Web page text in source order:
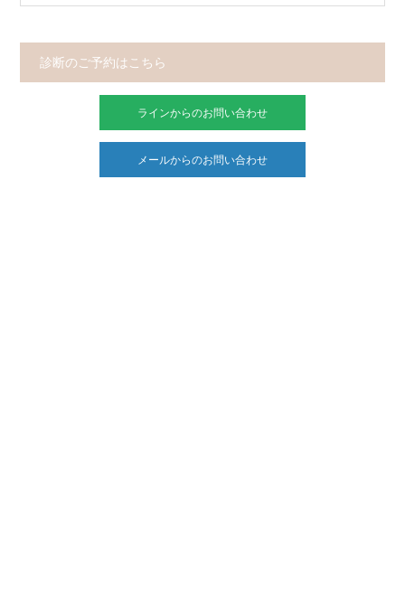
診断のご予約はこちら
ラインからのお問い合わせ
メールからのお問い合わせ